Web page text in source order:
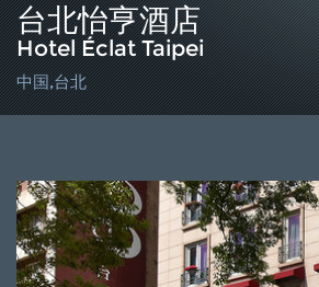
台北怡亨酒店
Hotel Éclat Taipei
中国,台北